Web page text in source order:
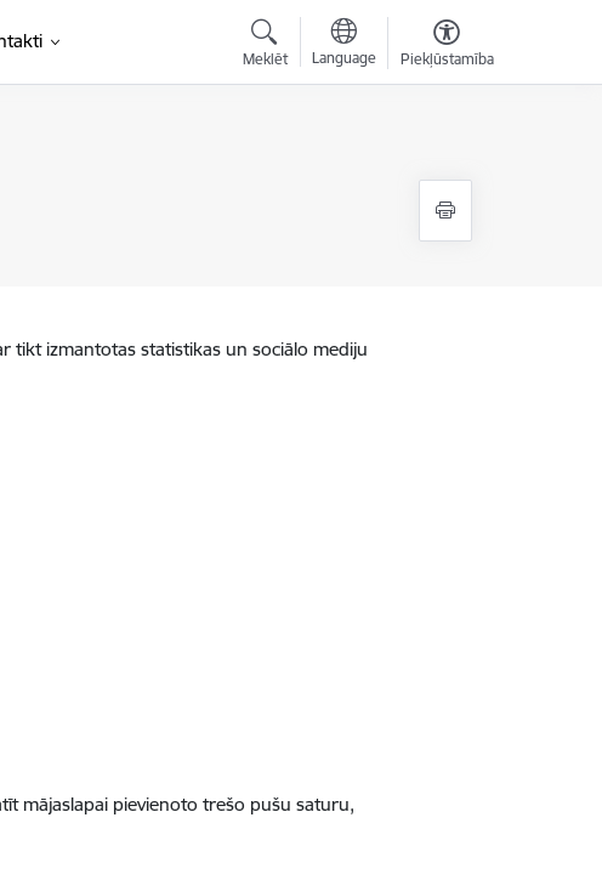
Meklēt Language Piekļūstamība
tikt izmantotas statistikas un sociālo mediju
mājaslapai pievienoto trešo pušu saturu,